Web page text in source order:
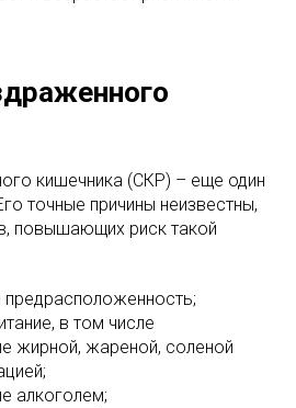
кишечника (СКР) – еще один
точные причины неизвестны,
повышающих риск такой
предрасположенность;
в том числе
жирной, жареной, соленой
алкоголем;